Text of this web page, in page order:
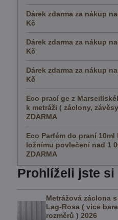
Dárek zdarma za nákup
Kč
Dárek zdarma za nákup
Kč
Dárek zdarma za nákup
Kč
Eco prací ge z
k metráži ( záclony,
ZDARMA
Eco Parfém do praní 10ml
ložnímu povlečení nad 1
ZDARMA
Prohlíželi jste si
Metrážová záclona
Lag-Rosa ( více
rozměrů ) 2026